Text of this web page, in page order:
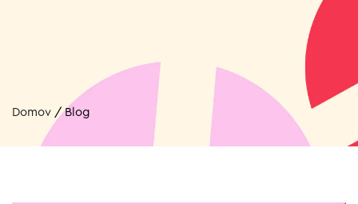
Domov /Blog